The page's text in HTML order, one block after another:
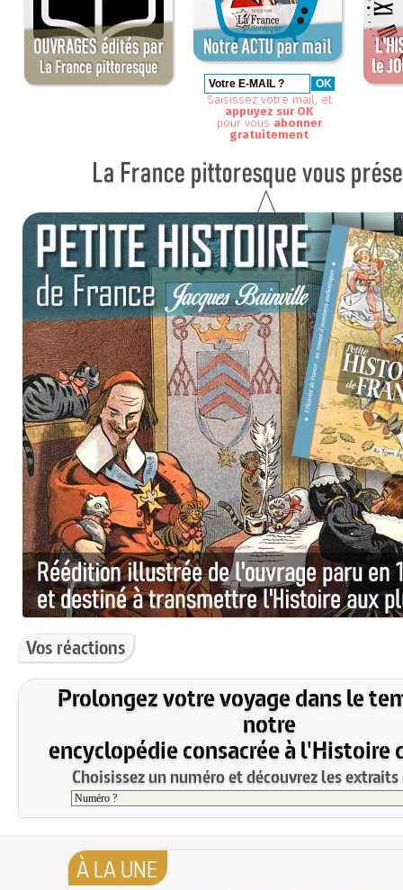
Saisissez votre mail, et
appuyez sur OK
pour vous abonner
gratuitement
Vos réactions
Prolongez votre voyage dans le
notre
encyclopédie consacrée à l'Histoire
Choisissez un numéro et découvrez les
À LA UNE